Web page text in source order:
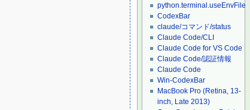
python.terminal.useEnvFile
CodexBar
claude/コマンド/status
Claude Code/CLI
Claude Code for VS Code
Claude Code/認証情報
Claude Code
Win-CodexBar
MacBook Pro (Retina, 13-
inch, Late 2013)